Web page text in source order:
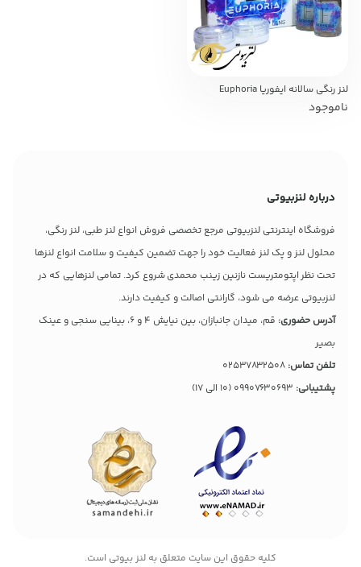
لنز رنگی سالانه ایفوریا Euphoria
ناموجود
درباره لنزبیوتی
فروشگاه اینترنتی لنزبیوتی مرجع تخصصی فروش انواع لنز طبی، لنز رنگی،
محلول لنز و پک لنز فعالیت خود را جهت تضمین کیفیت و سلامت انواع لنزها
تحت نظر اپتومتریست نازنین زینب محمدی شروع کرد. تمامی لنزهایی که در
لنزبیوتی عرضه می شود، گارانتی اصالت و کیفیت دارند.
آدرس حضوری:
قم، میدان جانبازان، بین نیایش 4 و 6، بینایی سنجی و عینک
بصیر
تلفن تماس: 02537832508
پشتیبانی: 09907630693 (10 الی 17)
کليه حقوق اين سايت متعلق به لنز بیوتی است.